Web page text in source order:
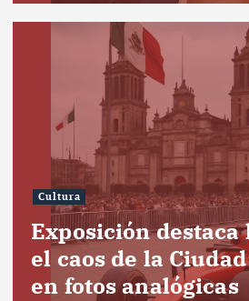
Cultura
Exposición destaca
el caos de la
en fotos analógicas